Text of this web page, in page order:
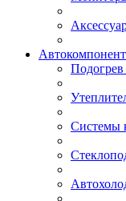
Системы